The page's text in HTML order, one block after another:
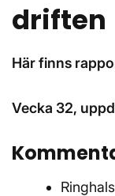
driften
Här finns
Vecka 32,